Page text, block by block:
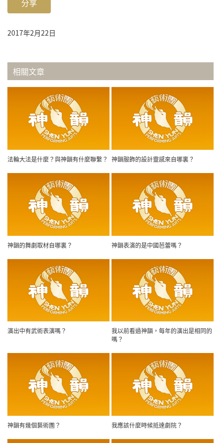
分享
2017年2月22日
相關文章
法輪大法是什麼？與神韻有什麼聯繫？ 神韻服飾的設計靈感來自哪裏？
神韻的舞劇取材自哪裏？ 神韻表演的是中國芭蕾嗎？
演出中有武術表演嗎？
我以前看過神韻，每年的演出是相同的
嗎？
神韻有幾個藝術團？ 我應該什麼時候抵達劇院？